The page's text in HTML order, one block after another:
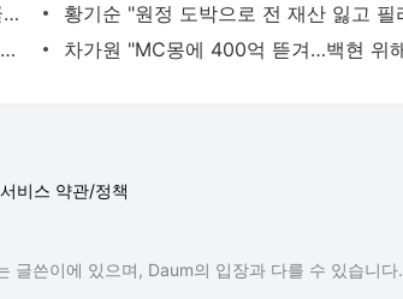
아이유, 장기하 '별일 없이 산다' 선곡…쿨한 일상 공개
정보석 "황정음 전 남편 서글서글한 인상이었는데…"
서비스 약관/정책
글쓴이에 있으며, Daum의 입장과 다를 수 있습니다.